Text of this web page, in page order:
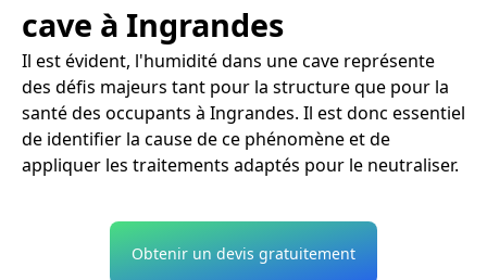
cave à Ingrandes
Il est évident, l'humidité dans une cave représente
des défis majeurs tant pour la structure que pour la
santé des occupants à Ingrandes. Il est donc essentiel
de identifier la cause de ce phénomène et de
appliquer les traitements adaptés pour le neutraliser.
Obtenir un devis gratuitement